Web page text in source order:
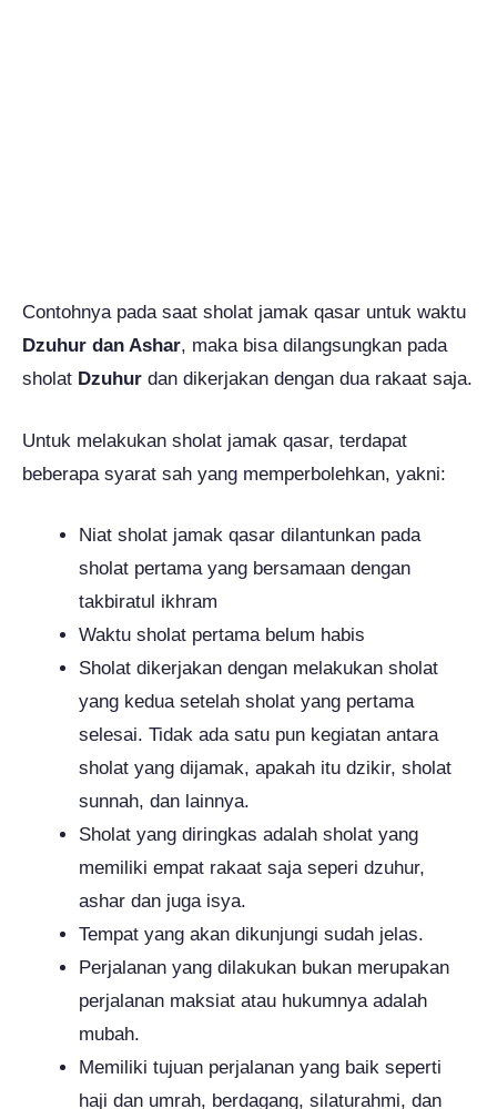
Contohnya pada saat sholat jamak qasar untuk waktu
Dzuhur dan Ashar, maka bisa dilangsungkan pada
sholat Dzuhur dan dikerjakan dengan dua rakaat saja.
Untuk melakukan sholat jamak qasar, terdapat
beberapa syarat sah yang memperbolehkan, yakni:
Niat sholat jamak qasar dilantunkan pada
sholat pertama yang bersamaan dengan
takbiratul ikhram
Waktu sholat pertama belum habis
Sholat dikerjakan dengan melakukan sholat
yang kedua setelah sholat yang pertama
selesai. Tidak ada satu pun kegiatan antara
sholat yang dijamak, apakah itu dzikir, sholat
sunnah, dan lainnya.
Sholat yang diringkas adalah sholat yang
memiliki empat rakaat saja seperi dzuhur,
ashar dan juga isya.
Tempat yang akan dikunjungi sudah jelas.
Perjalanan yang dilakukan bukan merupakan
perjalanan maksiat atau hukumnya adalah
mubah.
Memiliki tujuan perjalanan yang baik seperti
haji dan umrah, berdagang, silaturahmi, dan